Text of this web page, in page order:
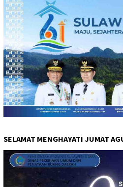
SELAMAT MENGHAYATI JUMAT